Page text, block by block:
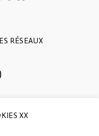
RÉSEAUX
MOI
XX